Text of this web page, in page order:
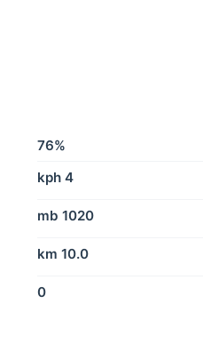
76%
4 kph
1020 mb
10.0 km
0